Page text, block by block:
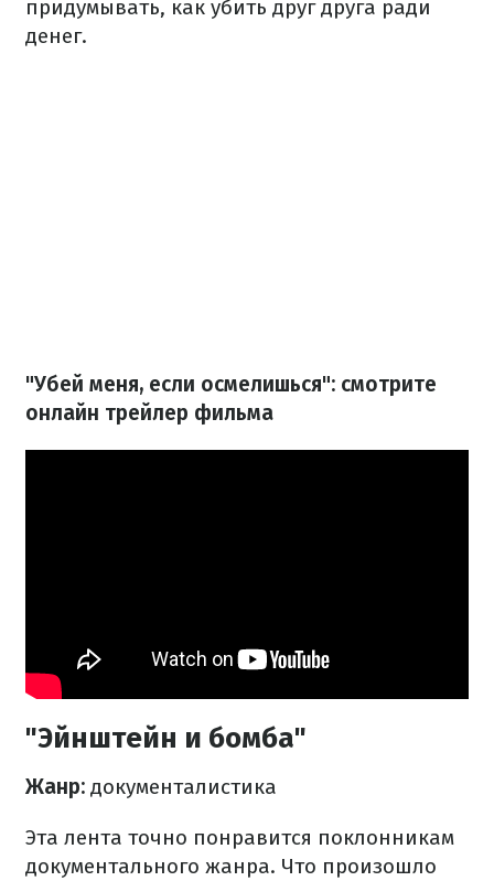
придумывать, как убить друг друга ради
денег.
"Убей меня, если осмелишься": смотрите
онлайн трейлер фильма
"Эйнштейн и бомба"
Жанр: документалистика
Эта лента точно понравится поклонникам
документального жанра. Что произошло